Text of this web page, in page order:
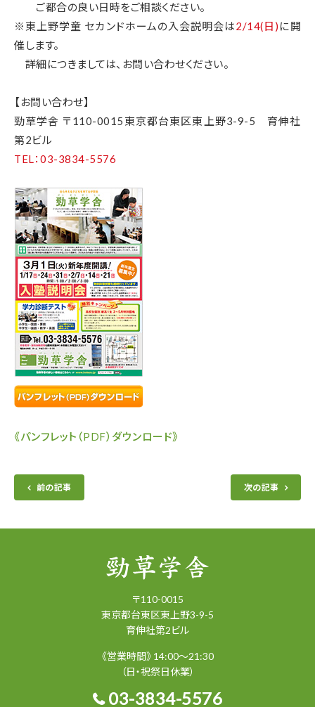
ご都合の良い日時をご相談ください。
※東上野学童 セカンドホームの入会説明会は2/14(日) に開
催します。
詳細につきましては、お問い合わせください。
【お問い合わせ】
勁草学舎 〒110-0015東京都台東区東上野3-9-5 育伸社
第2ビル
TEL：03-3834-5576
《パンフレット（PDF）ダウンロード》
前の記事 次の記事
〒110-0015
東京都台東区東上野3-9-5
育伸社第2ビル
《営業時間》 14:00～21:30
（日・祝祭日休業）
03-3834-5576